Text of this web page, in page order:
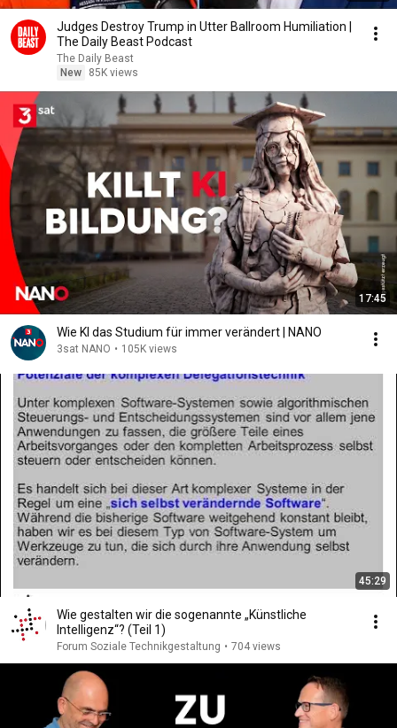
Judges Destroy Trump in Utter Ballroom Humiliation |
The Daily Beast Podcast
The Daily Beast
New
85K views
17:45
Wie KI das Studium für immer verändert | NANO
3sat NANO • 105K views
45:29
Wie gestalten wir die sogenannte „Künstliche
Intelligenz“? (Teil 1)
Forum Soziale Technikgestaltung • 704 views